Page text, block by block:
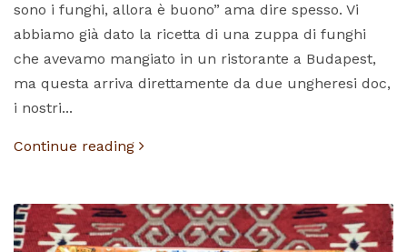
sono i funghi, allora è buono” ama dire spesso. Vi
abbiamo già dato la ricetta di una zuppa di funghi
che avevamo mangiato in un ristorante a Budapest,
ma questa arriva direttamente da due ungheresi doc,
i nostri...
Continue reading